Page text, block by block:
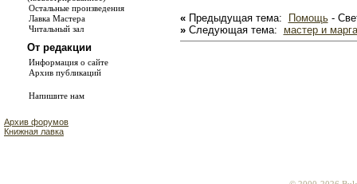
Остальные произведения
Лавка Мастера
Читальный зал
От редакции
Информация о сайте
Архив публикаций
Напишите нам
Архив форумов
Книжная лавка
«Предыдущая тема: Помощь-
»Следующая тема: мастер и